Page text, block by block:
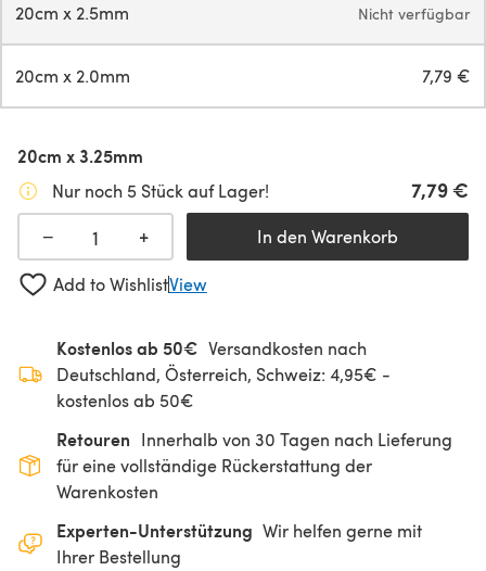
20cm x 2.5mm Nicht verfügbar
20cm x 2.0mm 7,79 €
20cm x 3.25mm
Nur noch 5 Stück auf Lager!
7,79 €
−
+ In den Warenkorb
Add to WishlistView
Kostenlos ab 50€ Versandkosten nach
Deutschland, Österreich, Schweiz: 4,95€ -
kostenlos ab 50€
Retouren Innerhalb von 30 Tagen nach Lieferung
für eine vollständige Rückerstattung der
Warenkosten
Experten-Unterstützung Wir helfen gerne mit
Ihrer Bestellung